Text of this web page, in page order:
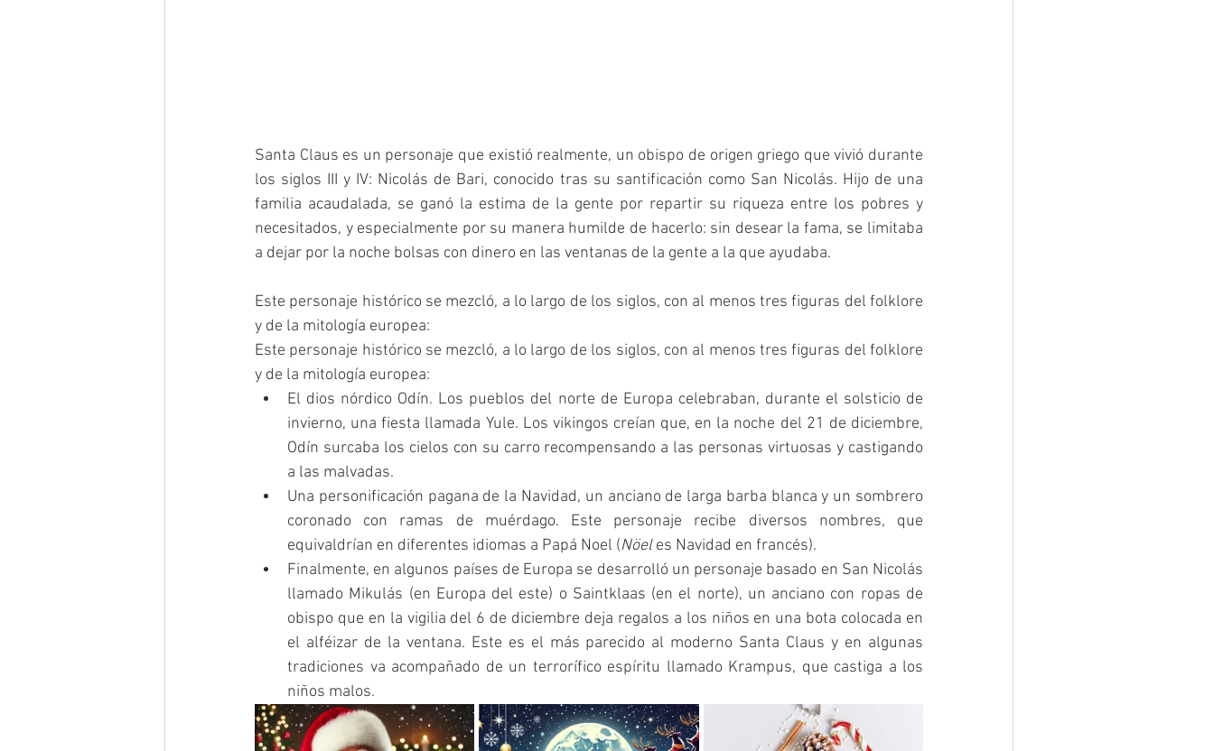
Santa Claus es un personaje que existió realmente, un obispo de origen griego que vivió durante
los siglos III y IV: Nicolás de Bari, conocido tras su santificación como San Nicolás. Hijo de una
familia acaudalada, se ganó la estima de la gente por repartir su riqueza entre los pobres y
necesitados, y especialmente por su manera humilde de hacerlo: sin desear la fama, se limitaba
a dejar por la noche bolsas con dinero en las ventanas de la gente a la que ayudaba.
Este personaje histórico se mezcló, a lo largo de los siglos, con al menos tres figuras del folklore
y de la mitología europea:
Este personaje histórico se mezcló, a lo largo de los siglos, con al menos tres figuras del folklore
y de la mitología europea:
El dios nórdico Odín. Los pueblos del norte de Europa celebraban, durante el solsticio de
invierno, una fiesta llamada Yule. Los vikingos creían que, en la noche del 21 de diciembre,
Odín surcaba los cielos con su carro recompensando a las personas virtuosas y castigando
a las malvadas.
Una personificación pagana de la Navidad, un anciano de larga barba blanca y un sombrero
coronado con ramas de muérdago. Este personaje recibe diversos nombres, que
equivaldrían en diferentes idiomas a Papá Noel (Nöel es Navidad en francés).
Finalmente, en algunos países de Europa se desarrolló un personaje basado en San Nicolás
llamado Mikulás (en Europa del este) o Saintklaas (en el norte), un anciano con ropas de
obispo que en la vigilia del 6 de diciembre deja regalos a los niños en una bota colocada en
el alféizar de la ventana. Este es el más parecido al moderno Santa Claus y en algunas
tradiciones va acompañado de un terrorífico espíritu llamado Krampus, que castiga a los
niños malos.